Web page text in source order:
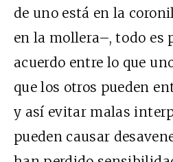
de uno está en la
en la mollera–, todo es
acuerdo entre lo que
que los otros pueden
y así evitar malas
pueden causar